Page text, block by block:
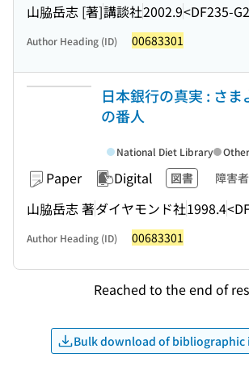
山脇岳志 [著]講談社2002.9<DF235-
Author Heading (ID) 00683301
日本銀行の真実 : さま
の番人
Paper Digital 図書 障害
山脇岳志 著ダイヤモンド社1998.4
National Diet Library
Author Heading (ID) 00683301
Reached to the end of
Bulk download of